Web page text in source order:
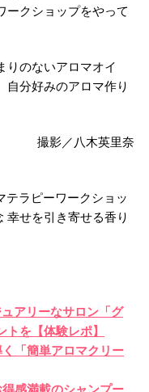
ークショップをやって
りのないアロマオイ
自分好みのアロマ作り
撮影／八木英里奈
テラピーワークショッ
幸せを引き寄せる香り
アリーなサロン「グ
を【体験レポ】
「簡単アロマクリー
感満載のシャンプー